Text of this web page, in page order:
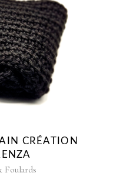
CRÉATION
Foulards